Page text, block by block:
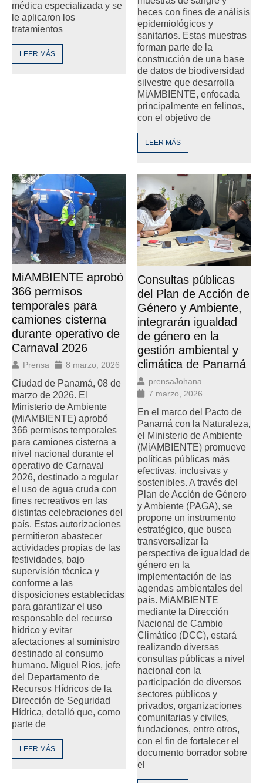
médica especializada y se
le aplicaron los
tratamientos
LEER MÁS
heces con fines de análisis
epidemiológicos y
sanitarios. Estas muestras
forman parte de la
construcción de una base
de datos de biodiversidad
silvestre que desarrolla
MiAMBIENTE, enfocada
principalmente en felinos,
con el objetivo de
LEER MÁS
MiAMBIENTE aprobó
366 permisos
temporales para
camiones cisterna
durante operativo de
Carnaval 2026
Prensa 8 marzo, 2026
Ciudad de Panamá, 08 de
marzo de 2026. El
Ministerio de Ambiente
(MiAMBIENTE) aprobó
366 permisos temporales
para camiones cisterna a
nivel nacional durante el
operativo de Carnaval
2026, destinado a regular
el uso de agua cruda con
fines recreativos en las
distintas celebraciones del
país. Estas autorizaciones
permitieron abastecer
actividades propias de las
festividades, bajo
supervisión técnica y
conforme a las
disposiciones establecidas
para garantizar el uso
responsable del recurso
hídrico y evitar
afectaciones al suministro
destinado al consumo
humano. Miguel Ríos, jefe
del Departamento de
Recursos Hídricos de la
Dirección de Seguridad
Hídrica, detalló que, como
parte de
LEER MÁS
Consultas públicas
del Plan de Acción de
Género y Ambiente,
integrarán igualdad
de género en la
gestión ambiental y
climática de Panamá
prensaJohana
7 marzo, 2026
En el marco del Pacto de
Panamá con la Naturaleza,
el Ministerio de Ambiente
(MiAMBIENTE) promueve
políticas públicas más
efectivas, inclusivas y
sostenibles. A través del
Plan de Acción de Género
y Ambiente (PAGA), se
propone un instrumento
estratégico, que busca
transversalizar la
perspectiva de igualdad de
género en la
implementación de las
agendas ambientales del
país. MiAMBIENTE
mediante la Dirección
Nacional de Cambio
Climático (DCC), estará
realizando diversas
consultas públicas a nivel
nacional con la
participación de diversos
sectores públicos y
privados, organizaciones
comunitarias y civiles,
fundaciones, entre otros,
con el fin de fortalecer el
documento borrador sobre
el